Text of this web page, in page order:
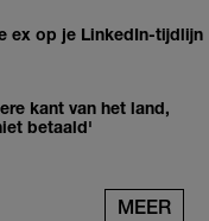
ex op je LinkedIn-tijdlijn
kant van het land,
betaald'
MEER